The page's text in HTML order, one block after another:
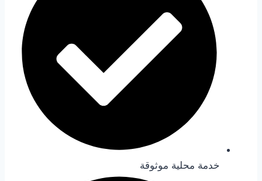
خدمة محلية موثوقة